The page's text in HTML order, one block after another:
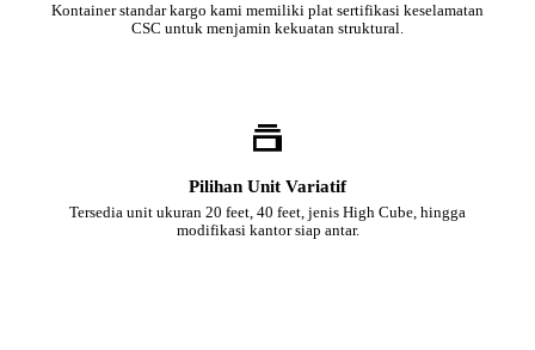
Kontainer standar kargo kami memiliki plat sertifikasi keselamatan
CSC untuk menjamin kekuatan struktural.
Pilihan Unit Variatif
Tersedia unit ukuran 20 feet, 40 feet, jenis High Cube, hingga
modifikasi kantor siap antar.